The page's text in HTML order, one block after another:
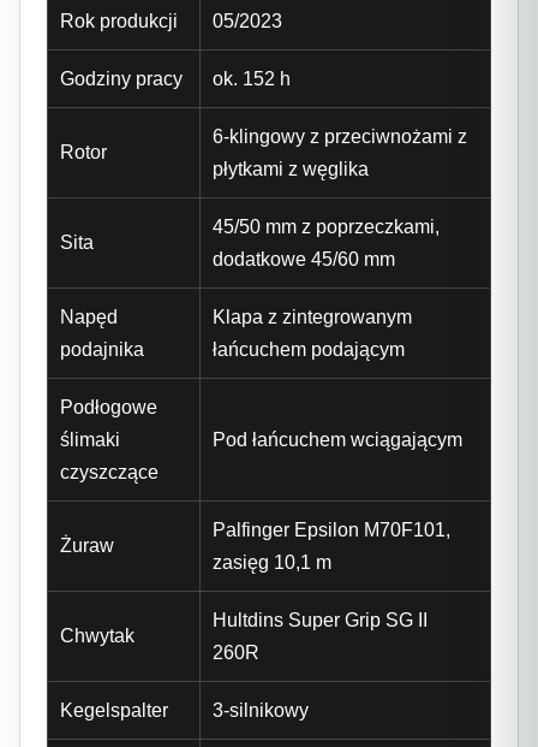
Rok produkcji 05/2023
Godziny pracy ok. 152 h
Rotor
6-klingowy z przeciwnożami z
płytkami z węglika
Sita
45/50 mm z poprzeczkami,
dodatkowe 45/60 mm
Napęd
podajnika
Klapa z zintegrowanym
łańcuchem podającym
Podłogowe
ślimaki
czyszczące
Pod łańcuchem wciągającym
Żuraw
Palfinger Epsilon M70F101,
zasięg 10,1 m
Chwytak
Hultdins Super Grip SG II
260R
Kegelspalter 3-silnikowy